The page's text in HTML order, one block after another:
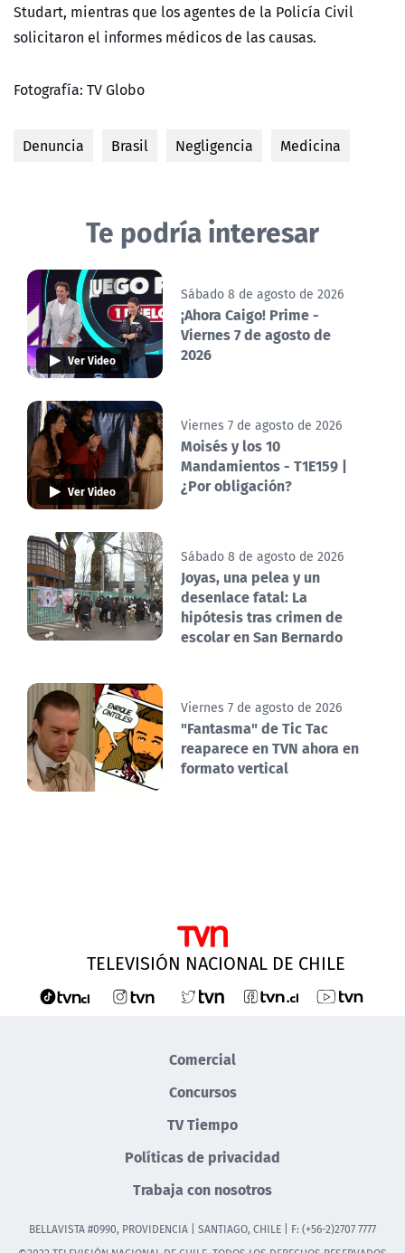
Studart, mientras que los agentes de la Policía Civil
solicitaron el informes médicos de las causas.
Fotografía: TV Globo
Denuncia Brasil Negligencia Medicina
Te podría interesar
Ver Video
Sábado 8 de agosto de 2026
¡Ahora Caigo! Prime -
Viernes 7 de agosto de
2026
Ver Video
Viernes 7 de agosto de 2026
Moisés y los 10
Mandamientos - T1E159 |
¿Por obligación?
Sábado 8 de agosto de 2026
Joyas, una pelea y un
desenlace fatal: La
hipótesis tras crimen de
escolar en San Bernardo
Viernes 7 de agosto de 2026
"Fantasma" de Tic Tac
reaparece en TVN ahora en
formato vertical
TELEVISIÓN NACIONAL DE CHILE
Comercial
Concursos
TV Tiempo
Políticas de privacidad
Trabaja con nosotros
BELLAVISTA #0990, PROVIDENCIA | SANTIAGO, CHILE | F: (+56-2)2707 7777